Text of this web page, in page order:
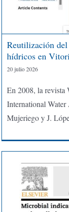
Reutilización del
hídricos en
20 julio 2026
En 2008, la revista
International
Mujeriego y J.